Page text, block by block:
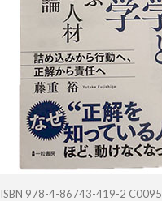
ISBN 978-4-86743-419-2 C0095